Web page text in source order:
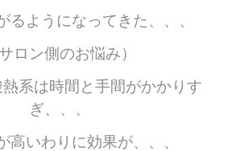
るようになってきた、、、
サロン側のお悩み）
系は時間と手間がかかりす
ぎ、、、
高いわりに効果が、、、